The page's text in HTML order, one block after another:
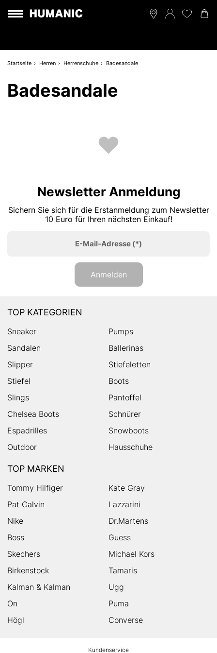
Startseite Herren Herrenschuhe Badesandale
Badesandale
Newsletter Anmeldung
Sichern Sie sich für die Erstanmeldung zum Newsletter
10 Euro für Ihren nächsten Einkauf!
E-Mail-Adresse (*)
Anmelden
TOP KATEGORIEN
Sneaker
Pumps
Sandalen
Ballerinas
Slipper
Stiefeletten
Stiefel
Boots
Slings
Pantoffel
Chelsea Boots
Schnürer
Espadrilles
Snowboots
Outdoor
Hausschuhe
TOP MARKEN
Tommy Hilfiger
Kate Gray
Pat Calvin
Lazzarini
Nike
Dr.Martens
Boss
Guess
Skechers
Michael Kors
Birkenstock
Tamaris
Kalman & Kalman
Ugg
On
Puma
Högl
Converse
Kundenservice